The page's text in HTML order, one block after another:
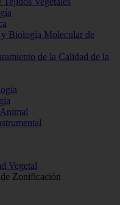
Biología Molecular de
de la Calidad de la
Vegetal
Zonificación